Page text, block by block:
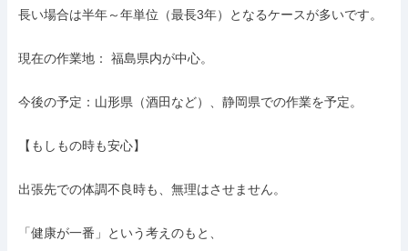
長い場合は半年～年単位（最長3年）となるケースが多いです。
現在の作業地： 福島県内が中心。
今後の予定：山形県（酒田など）、静岡県での作業を予定。
【もしもの時も安心】
出張先での体調不良時も、無理はさせません。
「健康が一番」という考えのもと、